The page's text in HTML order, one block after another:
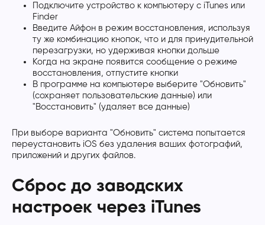
Подключите устройство к компьютеру с iTunes или
Finder
Введите Айфон в режим восстановления, используя
ту же комбинацию кнопок, что и для принудительной
перезагрузки, но удерживая кнопки дольше
Когда на экране появится сообщение о режиме
восстановления, отпустите кнопки
В программе на компьютере выберите "Обновить"
(сохраняет пользовательские данные) или
"Восстановить" (удаляет все данные)
При выборе варианта "Обновить" система попытается
переустановить iOS без удаления ваших фотографий,
приложений и других файлов.
Сброс до заводских
настроек через iTunes